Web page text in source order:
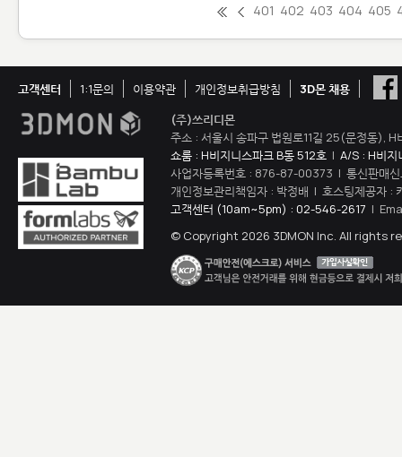
401 402 403 404 405
고객센터 1:1문의 이용약관 개인정보취급방침
3D몬 채용
(주)쓰리디몬
주소 : 서울시 송파구 법원로11길 25(문정동),
쇼룸 : H비지니스파크 B동 512호 | A/S : H비지
사업자등록번호 : 876-87-00373 | 통신판매
개인정보관리책임자 : 박정배 | 호스팅제공자 :
고객센터 (10am~5pm) : 02-546-2617 |
© Copyright 2026 3DMON Inc. All rights